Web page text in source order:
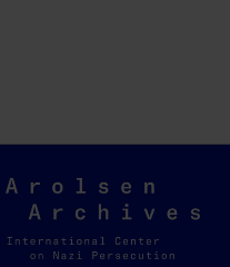
Arolsen
Archives